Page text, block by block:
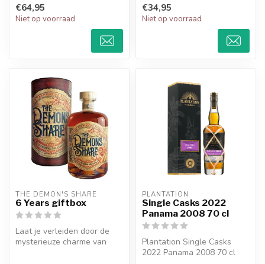
Glazen...
€64,95
Niet op voorraad
€34,95
Niet op voorraad
THE DEMON'S SHARE
6 Years giftbox
Laat je verleiden door de
mysterieuze charme van
PLANTATION
Single Casks 2022
Panama 2008 70 cl
Plantation Single Casks
2022 Panama 2008 70 cl